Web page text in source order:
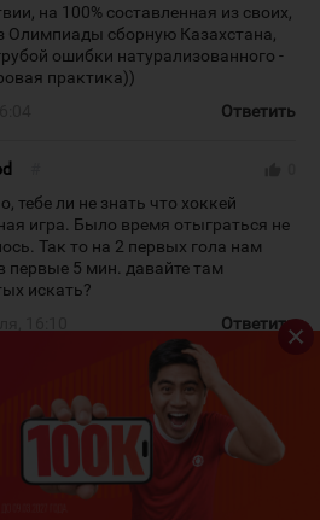
на 100% составленная из своих,
Олимпиады сборную Казахстана,
ошибки натурализованного -
практика))
Ответить
тебе ли не знать что хоккей
игра. Было время отыграться не
Так то на 2 первых гола нам
первые 5 мин. давайте там
искать?
Ответить
про поиск виноватых. Я про
практику, что типа без легов
не обходится. Ничего подобного,
не беря гранды, пример - сборная